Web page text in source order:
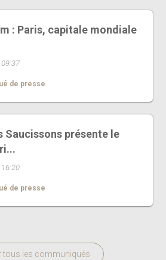
: Paris, capitale mondiale
de presse
Saucissons présente le
de presse
tous les communiqués